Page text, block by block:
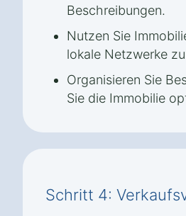
Beschreibungen.
Nutzen Sie
lokale Netzwerke
Organisieren Sie
Sie die Immobilie
Schritt 4: